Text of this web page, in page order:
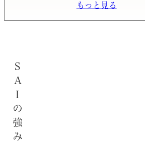
もっと見る
SAIの強み